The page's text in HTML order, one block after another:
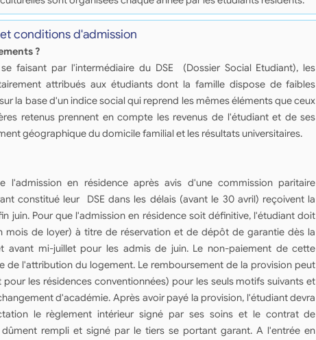
conditions d'admission
?
faisant par l'intermédiaire du DSE (Dossier Social Etudiant), les
attribués aux étudiants dont la famille dispose de faibles
la base d'un indice social qui reprend les mêmes éléments que ceux
retenus prennent en compte les revenus de l'étudiant et de ses
géographique du domicile familial et les résultats universitaires.
l'admission en résidence après avis d'une commission paritaire
constitué leur DSE dans les délais (avant le 30 avril) reçoivent la
juin. Pour que l'admission en résidence soit définitive, l'étudiant doit
mois de loyer) à titre de réservation et de dépôt de garantie dès la
avant mi-juillet pour les admis de juin. Le non-paiement de cette
de l'attribution du logement. Le remboursement de la provision peut
les résidences conventionnées) pour les seuls motifs suivants et
d'académie. Après avoir payé la provision, l'étudiant devra
le règlement intérieur signé par ses soins et le contrat de
rempli et signé par le tiers se portant garant. A l'entrée en